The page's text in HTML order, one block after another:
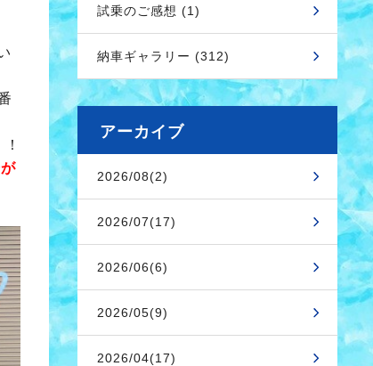
試乗のご感想 (1)
納車ギャラリー (312)
アーカイブ
2026/08(2)
2026/07(17)
2026/06(6)
2026/05(9)
2026/04(17)